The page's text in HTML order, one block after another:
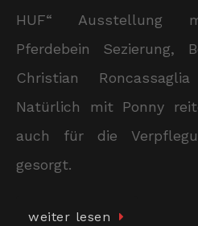
HUF“ Ausstellung
Pferdebein Sezierung,
Christian
Natürlich mit Ponny
auch für die
gesorgt.
weiter lesen